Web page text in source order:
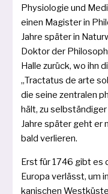
Physiologie und
einen Magister in
Jahre spä­ter in
Doktor der
Halle zurück, wo ihn
„Tractatus de arte
die sei­ne zen­tra­len
hält, zu
Jahre spä­ter geht er
bald verlieren.
Erst für 1746 gibt es
Europa ver­lässt, um
ka­ni­schen